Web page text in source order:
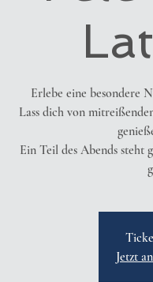
Erlebe eine besondere
Lass dich von
Ein Teil des Abends steht
Jetzt